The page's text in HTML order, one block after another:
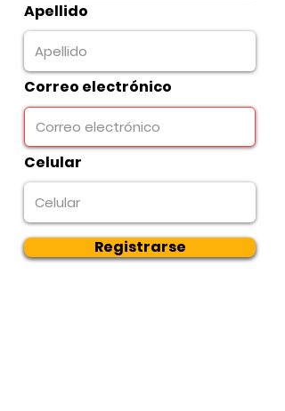
Apellido
Correo electrónico
Celular
Registrarse